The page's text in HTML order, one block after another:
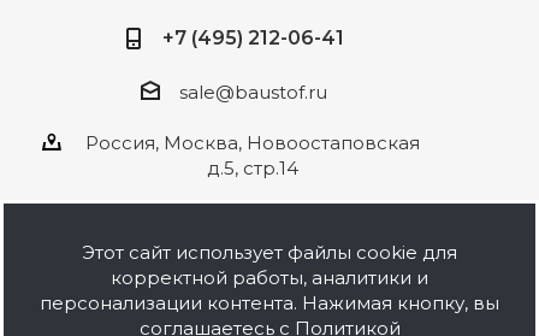
+7 (495) 212-06-41
sale@baustof.ru
Россия, Москва, Новоостаповская
д.5, стр.14
2026 © ООО Баустов. Собственное
производство лакокрасочной продукции,
Этот сайт использует файлы cookie для
корректной работы, аналитики и
персонализации контента. Нажимая кнопку, вы
соглашаетесь с Политикой